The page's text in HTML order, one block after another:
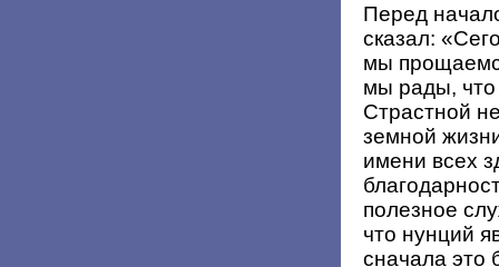
Перед
сказал:
мы
мы рады, что
Страстной
земной
имени всех
полезное
что нунций
сначала это